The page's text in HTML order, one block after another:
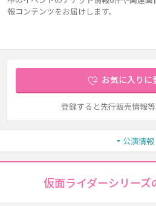
報コンテンツをお届けします。
お気に入りに
登録すると先行販売情報
公演情報
仮面ライダーシリー